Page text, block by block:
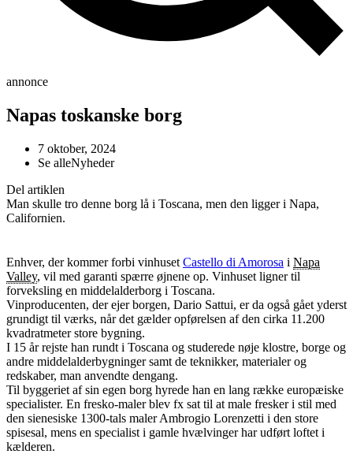
annonce
Napas toskanske borg
7 oktober, 2024
Se alleNyheder
Del artiklen
Man skulle tro denne borg lå i Toscana, men den ligger i Napa,
Californien.
Enhver, der kommer forbi vinhuset Castello di Amorosa i Napa
Valley, vil med garanti spærre øjnene op. Vinhuset ligner til
forveksling en middelalderborg i Toscana.
Vinproducenten, der ejer borgen, Dario Sattui, er da også gået yderst
grundigt til værks, når det gælder opførelsen af den cirka 11.200
kvadratmeter store bygning.
I 15 år rejste han rundt i Toscana og studerede nøje klostre, borge og
andre middelalderbygninger samt de teknikker, materialer og
redskaber, man anvendte dengang.
Til byggeriet af sin egen borg hyrede han en lang række europæiske
specialister. En fresko-maler blev fx sat til at male fresker i stil med
den sienesiske 1300-tals maler Ambrogio Lorenzetti i den store
spisesal, mens en specialist i gamle hvælvinger har udført loftet i
kælderen.